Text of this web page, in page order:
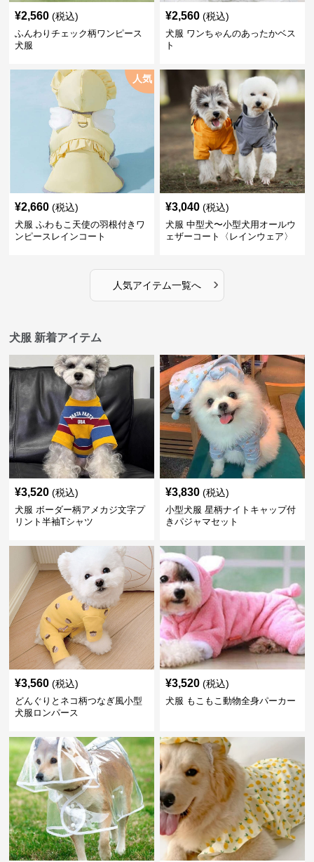
¥2,560 (税込)
ふんわりチェック柄ワンピース
犬服
¥2,560 (税込)
犬服 ワンちゃんのあったかベス
ト
人気
¥2,660 (税込)
犬服 ふわもこ天使の羽根付きワ
ンピースレインコート
¥3,040 (税込)
犬服 中型犬〜小型犬用オールウ
ェザーコート〈レインウェア〉
人気アイテム一覧へ ›
犬服 新着アイテム
¥3,520 (税込)
犬服 ボーダー柄アメカジ文字プ
リント半袖Tシャツ
¥3,830 (税込)
小型犬服 星柄ナイトキャップ付
きパジャマセット
¥3,560 (税込)
どんぐりとネコ柄つなぎ風小型
犬服ロンパース
¥3,520 (税込)
犬服 もこもこ動物全身パーカー